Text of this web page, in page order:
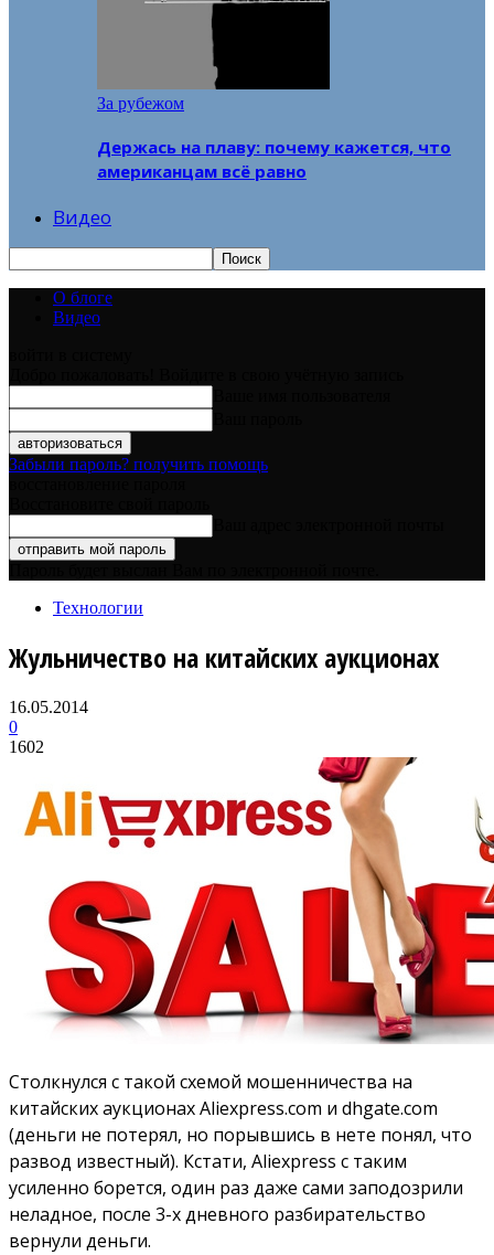
За рубежом
Держась на плаву: почему кажется, что
американцам всё равно
Видео
О блоге
Видео
Забыли пароль? получить помощь
Технологии
Жульничество на китайских аукционах
16.05.2014
0
1602
Столкнулся с такой схемой мошенничества на
китайских аукционах Aliexpress.com и dhgate.com
(деньги не потерял, но порывшись в нете понял, что
развод известный). Кстати, Aliexpress с таким
усиленно борется, один раз даже сами заподозрили
неладное, после 3-х дневного разбирательство
вернули деньги.